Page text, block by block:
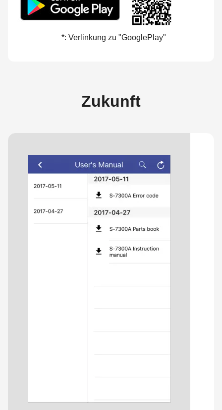
*: Verlinkung zu "GooglePlay"
Zukunft